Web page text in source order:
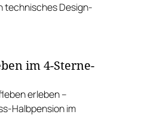
technisches Design-
im 4-Sterne-
erleben –
Halbpension im